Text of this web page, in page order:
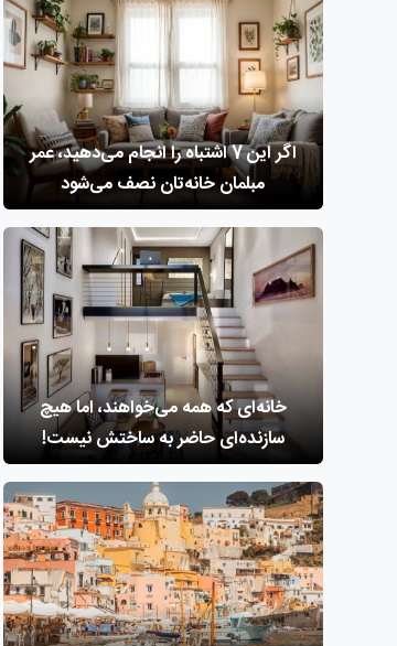
اگر این 7 اشتباه را انجام می‌دهید، عمر
مبلمان خانه‌تان نصف می‌شود
خانه‌ای که همه می‌خواهند، اما هیچ
سازنده‌ای حاضر به ساختش نیست!